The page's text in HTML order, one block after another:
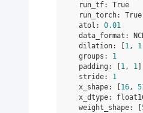
run_tf:
True
run_torch:
True
atol :
0.01
data_format :
dilation: 1, 1
groups :
1
padding : 1, 1
stride:
1
x_shape: 16,
x_dtype:
weight_shape: